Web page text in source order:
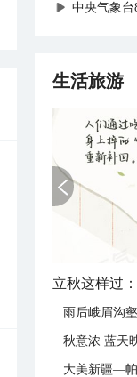
中央气象台
生活旅游
雨后峨眉沟
秋意浓 蓝天
大美新疆—